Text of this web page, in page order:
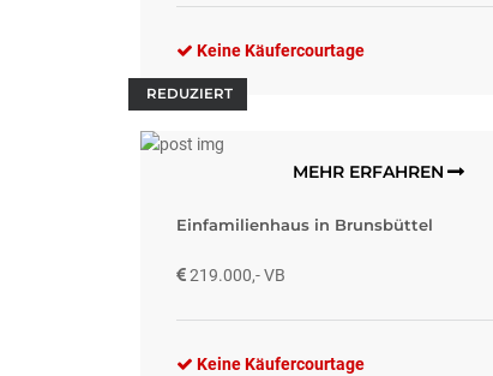
Keine Käufercourtage
REDUZIERT
MEHR ERFAHREN
Einfamilienhaus in Brunsbüttel
219.000,- VB
Keine Käufercourtage